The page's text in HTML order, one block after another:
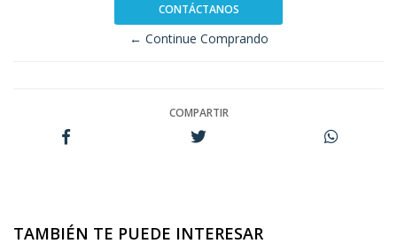
CONTÁCTANOS
← Continue Comprando
COMPARTIR
TAMBIÉN TE PUEDE INTERESAR